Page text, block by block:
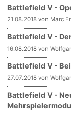
Battlefield V -
21.08.2018 von Marc
Battlefield V -
16.08.2018 von
Battlefield V -
27.07.2018 von
Battlefield V -